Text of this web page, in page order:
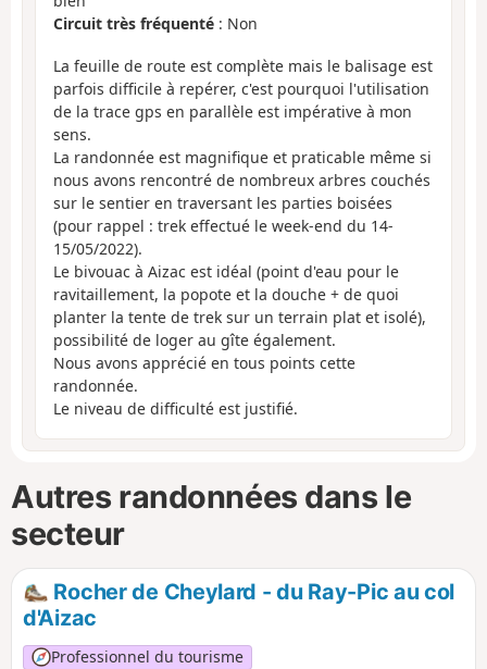
Circuit très fréquenté : Non
La feuille de route est complète mais le balisage est
parfois difficile à repérer, c'est pourquoi l'utilisation
de la trace gps en parallèle est impérative à mon
sens.
La randonnée est magnifique et praticable même si
nous avons rencontré de nombreux arbres couchés
sur le sentier en traversant les parties boisées
(pour rappel : trek effectué le week-end du 14-
15/05/2022).
Le bivouac à Aizac est idéal (point d'eau pour le
ravitaillement, la popote et la douche + de quoi
planter la tente de trek sur un terrain plat et isolé),
possibilité de loger au gîte également.
Nous avons apprécié en tous points cette
randonnée.
Le niveau de difficulté est justifié.
Autres randonnées dans le
secteur
Rocher de Cheylard - du Ray-Pic au col
d'Aizac
Professionnel du tourisme